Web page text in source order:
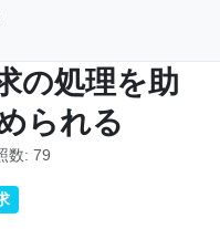
の処理を助
られる
数: 79